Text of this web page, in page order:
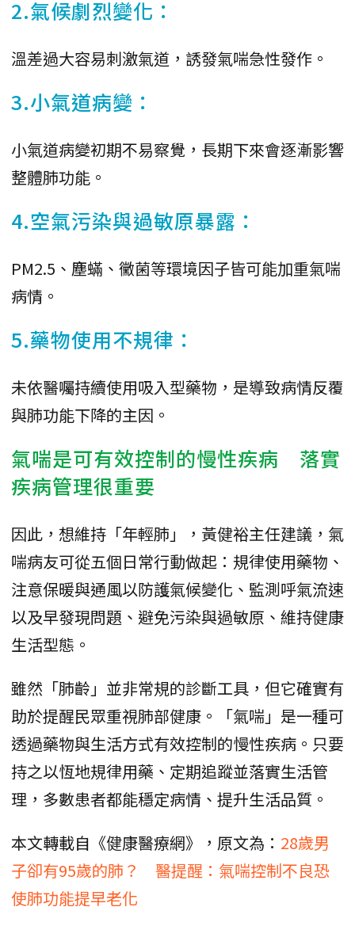
2.氣候劇烈變化：
溫差過大容易刺激氣道，誘發氣喘急性發作。
3.小氣道病變：
小氣道病變初期不易察覺，長期下來會逐漸影響
整體肺功能。
4.空氣污染與過敏原暴露：
PM2.5、塵蟎、黴菌等環境因子皆可能加重氣喘
病情。
5.藥物使用不規律：
未依醫囑持續使用吸入型藥物，是導致病情反覆
與肺功能下降的主因。
氣喘是可有效控制的慢性疾病 落實
疾病管理很重要
因此，想維持「年輕肺」，黃健裕主任建議，氣
喘病友可從五個日常行動做起：規律使用藥物、
注意保暖與通風以防護氣候變化、監測呼氣流速
以及早發現問題、避免污染與過敏原、維持健康
生活型態。
雖然「肺齡」並非常規的診斷工具，但它確實有
助於提醒民眾重視肺部健康。「氣喘」是一種可
透過藥物與生活方式有效控制的慢性疾病。只要
持之以恆地規律用藥、定期追蹤並落實生活管
理，多數患者都能穩定病情、提升生活品質。
本文轉載自《健康醫療網》，原文為： 28歲男
子卻有95歲的肺？ 醫提醒：氣喘控制不良恐
使肺功能提早老化